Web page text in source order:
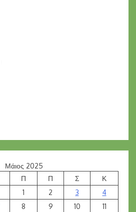
Μάιος 2025
Π Π Σ
Κ
1
2 3
4
8 9 10 11